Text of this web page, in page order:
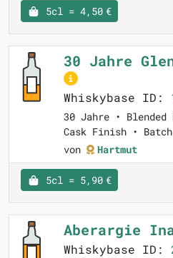
5cl = 4,50 €
30 Jahre
Whiskybase ID:
30 Jahre •
Cask Finish •
von
Hartmut
5cl = 5,90 €
Aberargie
Whiskybase ID: